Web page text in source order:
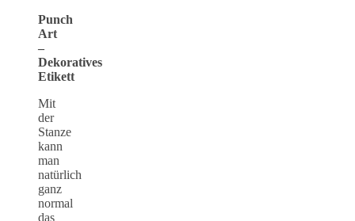
Punch
Art
–
Dekoratives
Etikett
Mit
der
Stanze
kann
man
natürlich
ganz
normal
das